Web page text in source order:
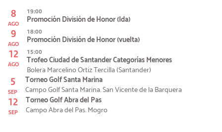
8
AGO
19:00
Promoción División de Honor (Ida)
9
AGO
18:00
Promoción División de Honor (vuelta)
12
AGO
15:00
Trofeo Ciudad de Santander Categorías Menores
Bolera Marcelino Ortiz Tercilla (Santander)
5
SEP
Torneo Golf Santa Marina
Campo Golf Santa Marina. San Vicente de la Barquera
12
SEP
Torneo Golf Abra del Pas
Campo Abra del Pas. Mogro